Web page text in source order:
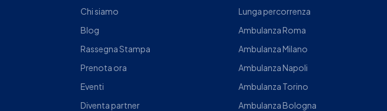
Chi siamo
Blog
Rassegna Stampa
Prenota ora
Eventi
Diventa partner
Lunga percorrenza
Ambulanza Roma
Ambulanza Milano
Ambulanza Napoli
Ambulanza Torino
Ambulanza Bologna